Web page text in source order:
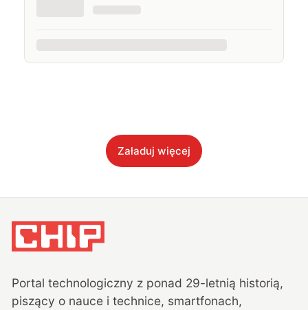
Załaduj więcej
Portal technologiczny z ponad 29-letnią historią,
piszący o nauce i technice, smartfonach,